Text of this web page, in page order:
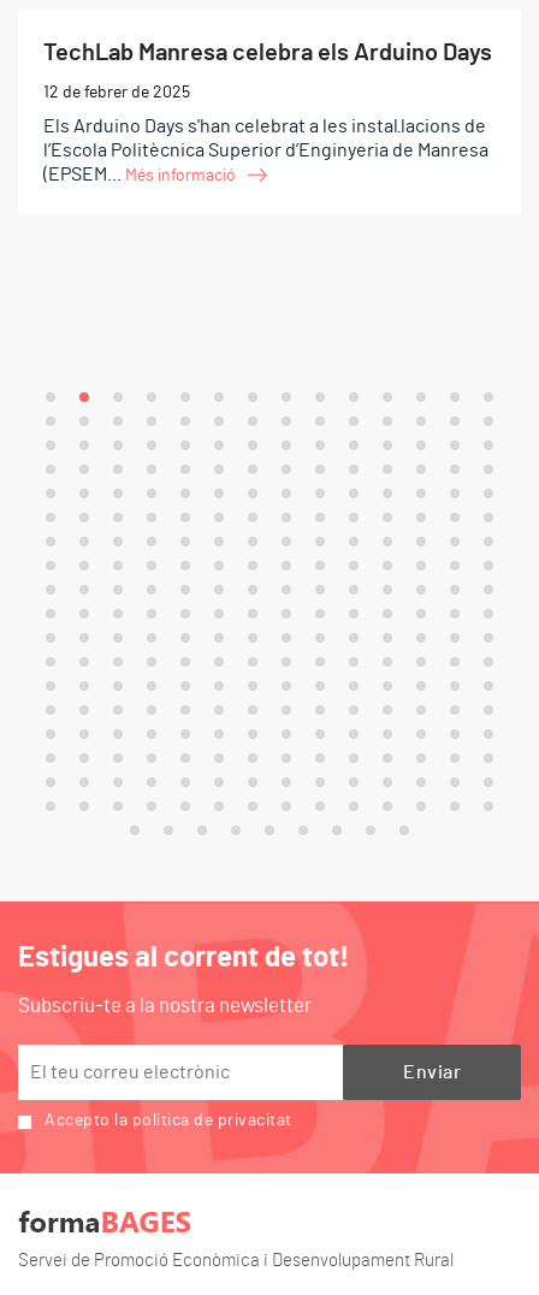
TechLab Manresa celebra els Arduino Days
12 de febrer de 2025
Els Arduino Days s'han celebrat a les instal·lacions de
l’Escola Politècnica Superior d’Enginyeria de Manresa
(EPSEM... Més informació
Estigues al corrent de tot!
Subscriu-te a la nostra newsletter
Accepto la política de privacitat
Servei de Promoció Econòmica i Desenvolupament Rural